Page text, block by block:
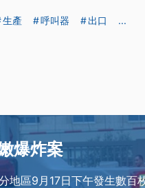
生產 呼叫器 出口 ...
爆炸案
地區9月17日下午發生數